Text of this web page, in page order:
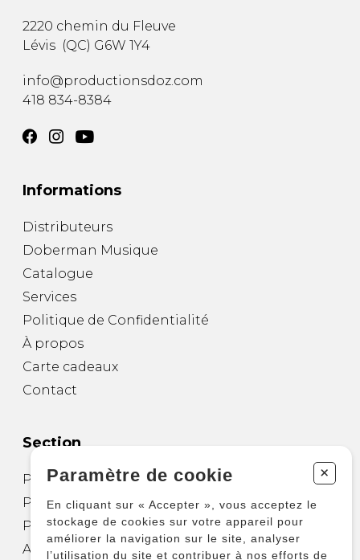
2220 chemin du Fleuve
Lévis (QC) G6W 1Y4
info@productionsdoz.com
418 834-8384
Informations
Distributeurs
Doberman Musique
Catalogue
Services
Politique de Confidentialité
À propos
Carte cadeaux
Contact
Section
Partitions pour guitare
Partitions pour autres instruments
Partitions pour ensembles
Autres produits
Paramètre de cookie +
En cliquant sur « Accepter », vous acceptez le
stockage de cookies sur votre appareil pour
améliorer la navigation sur le site, analyser
l’utilisation du site et contribuer à nos efforts de